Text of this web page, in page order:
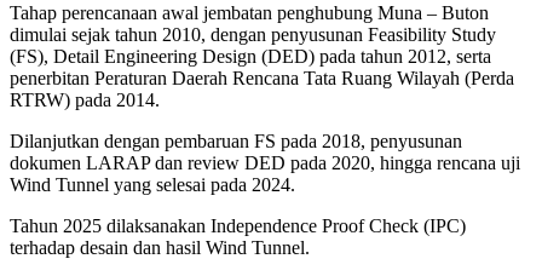
Tahap perencanaan awal jembatan penghubung Muna – Buton
dimulai sejak tahun 2010, dengan penyusunan Feasibility Study
(FS), Detail Engineering Design (DED) pada tahun 2012, serta
penerbitan Peraturan Daerah Rencana Tata Ruang Wilayah (Perda
RTRW) pada 2014.
Dilanjutkan dengan pembaruan FS pada 2018, penyusunan
dokumen LARAP dan review DED pada 2020, hingga rencana uji
Wind Tunnel yang selesai pada 2024.
Tahun 2025 dilaksanakan Independence Proof Check (IPC)
terhadap desain dan hasil Wind Tunnel.